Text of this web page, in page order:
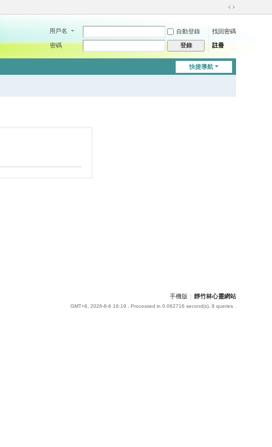
切
到
用戶名 自動登錄
找回密碼
密碼
登錄 註冊
快捷導航
手機版 靜竹林心靈網站
GMT+8, 2026-8-6 16:19 , Processed in 0.062716 second(s), 8 queries .